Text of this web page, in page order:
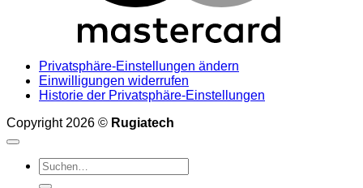
Privatsphäre-Einstellungen ändern
Einwilligungen widerrufen
Historie der Privatsphäre-Einstellungen
Copyright 2026 © Rugiatech
Suchen
nach: